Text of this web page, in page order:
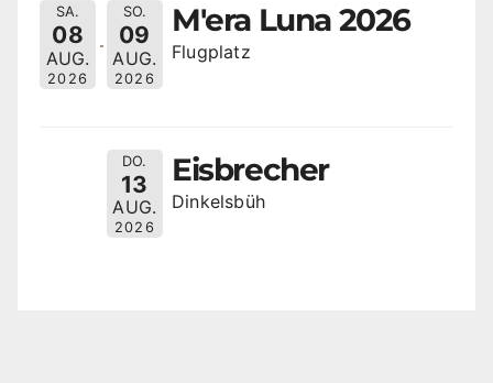
SA.
08
AUG.
2026
SO.
09
AUG.
2026
M'era Luna 2026
Flugplatz
DO.
13
AUG.
2026
Eisbrecher
Dinkelsbüh